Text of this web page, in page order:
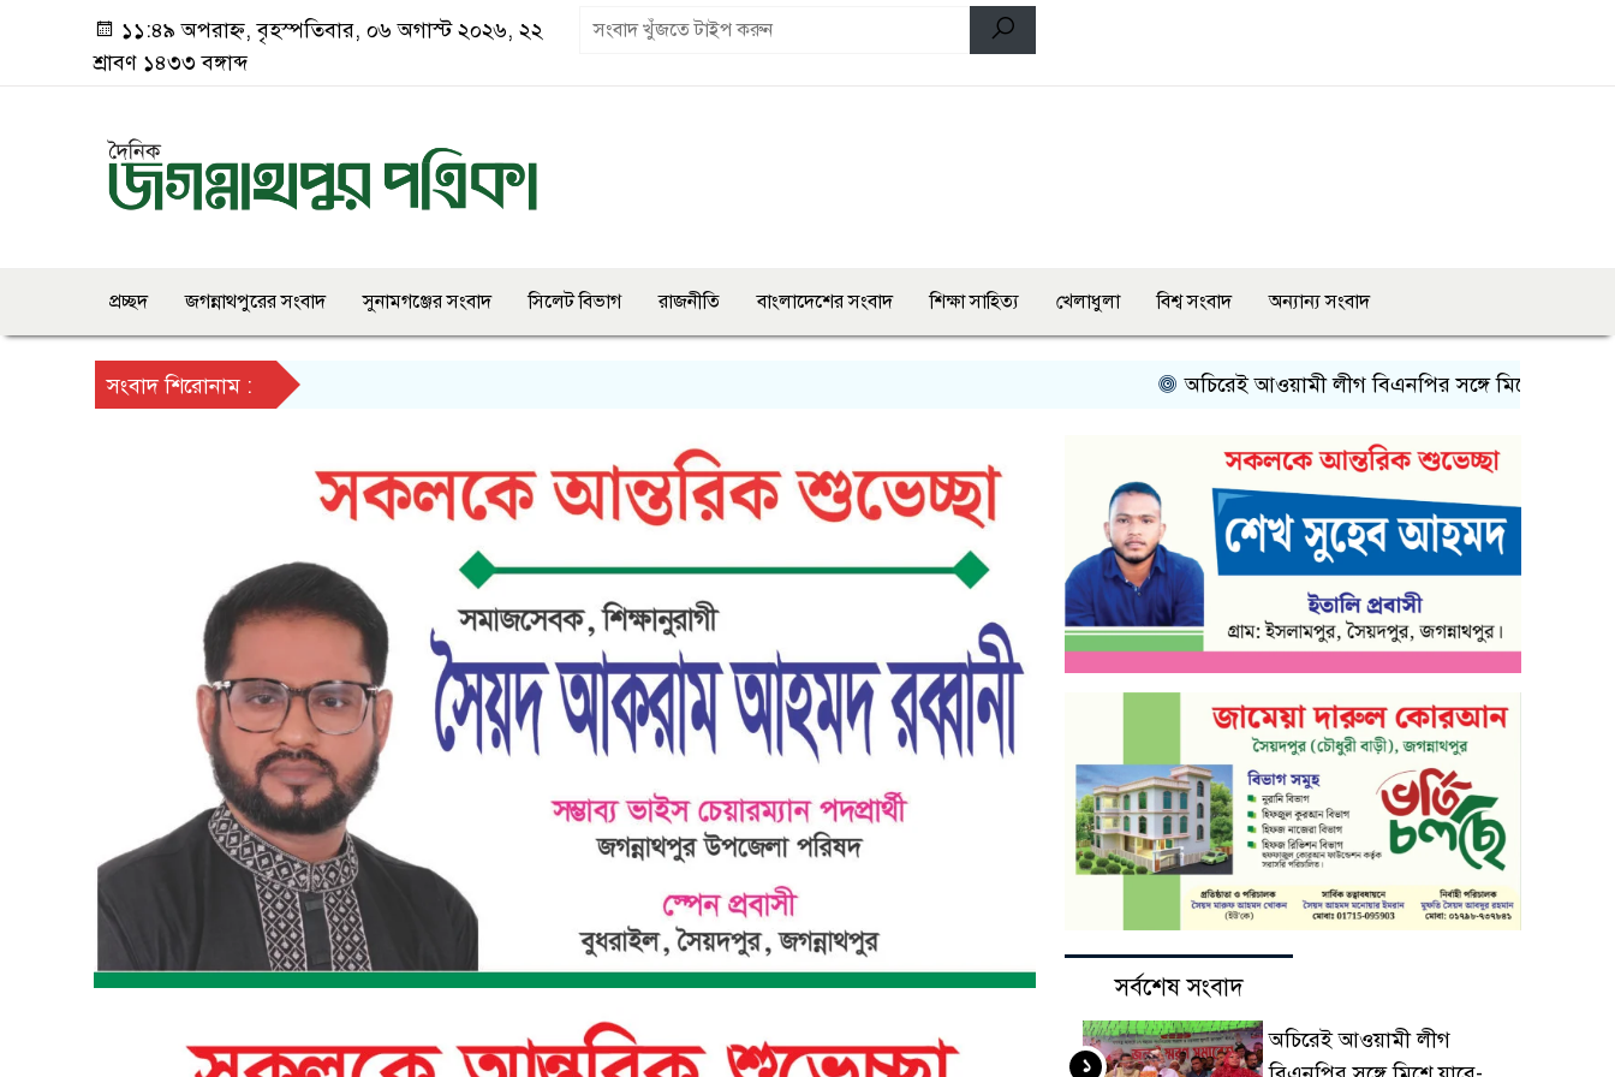
১১:৪৯ অপরাহ্ন, বৃহস্পতিবার, ০৬ অগাস্ট ২০২৬, ২২
শ্রাবণ ১৪৩৩ বঙ্গাব্দ
প্রচ্ছদ জগন্নাথপুরের সংবাদ সুনামগঞ্জের সংবাদ সিলেট বিভাগ রাজনীতি বাংলাদেশের সংবাদ শিক্ষা সাহিত্য খেলাধুলা বিশ্ব সংবাদ অন্যান্য সংবাদ
সংবাদ শিরোনাম : অচিরেই আওয়ামী লীগ বিএনপির সঙ্গে মিশে যাবে- এমপি নাছির
সর্বশেষ সংবাদ
অচিরেই আওয়ামী লীগ
১